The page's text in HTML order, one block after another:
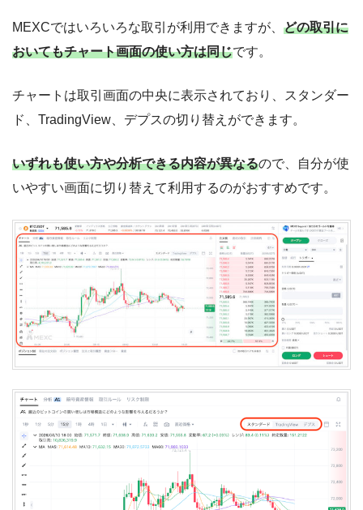
MEXCではいろいろな取引が利用できますが、 どの取引に
おいてもチャート画面の使い方は同じです。
チャートは取引画面の中央に表示されており、スタンダー
ド、TradingView、デプスの切り替えができます。
いずれも使い方や分析できる内容が異なるので、自分が使
いやすい画面に切り替えて利用するのがおすすめです。